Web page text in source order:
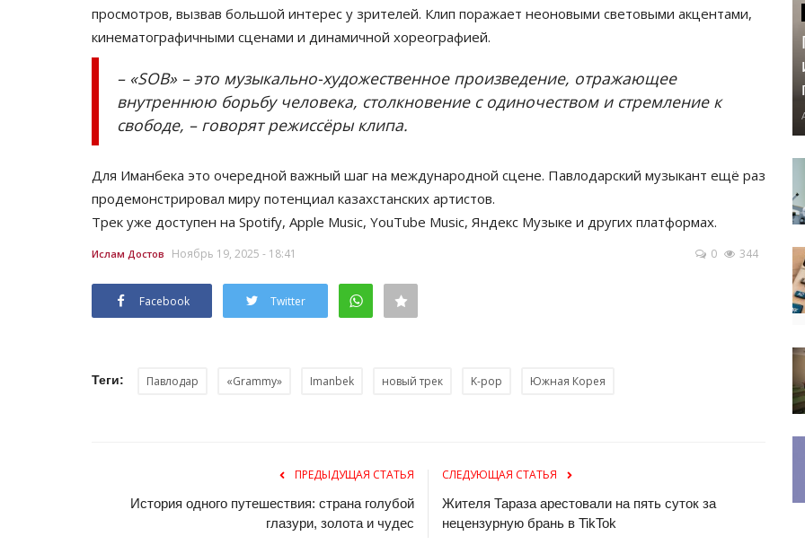
просмотров, вызвав большой интерес у зрителей. Клип поражает неоновыми световыми акцентами,
кинематографичными сценами и динамичной хореографией.
– «SOB» – это музыкально-художественное произведение, отражающее
внутреннюю борьбу человека, столкновение с одиночеством и стремление к
свободе, – говорят режиссёры клипа.
Для Иманбека это очередной важный шаг на международной сцене. Павлодарский музыкант ещё раз
продемонстрировал миру потенциал казахстанских артистов.
Трек уже доступен на Spotify, Apple Music, YouTube Music, Яндекс Музыке и других платформах.
Ислам Достов Ноябрь 19, 2025 - 18:41 0 344
Facebook Twitter
Теги: Павлодар «Grammy» Imanbek новый трек K-pop Южная Корея
ПРЕДЫДУЩАЯ СТАТЬЯ
История одного путешествия: страна голубой
глазури, золота и чудес
СЛЕДУЮЩАЯ СТАТЬЯ
Жителя Тараза арестовали на пять суток за
нецензурную брань в TikTok